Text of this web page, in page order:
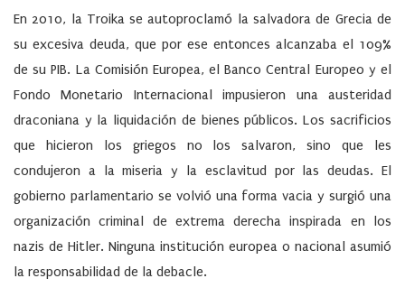
En 2010, la Troika se autoproclamó la salvadora de Grecia de
su excesiva deuda, que por ese entonces alcanzaba el 109%
de su PIB. La Comisión Europea, el Banco Central Europeo y el
Fondo Monetario Internacional impusieron una austeridad
draconiana y la liquidación de bienes públicos. Los sacrificios
que hicieron los griegos no los salvaron, sino que les
condujeron a la miseria y la esclavitud por las deudas. El
gobierno parlamentario se volvió una forma vacia y surgió una
organización criminal de extrema derecha inspirada en los
nazis de Hitler. Ninguna institución europea o nacional asumió
la responsabilidad de la debacle.